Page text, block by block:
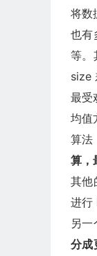
将数
也有
等。
size
最受
均值
算法
算，
其他
进行
另一
分成